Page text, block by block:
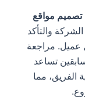
مواقع
والتأكد
مراجعة
تساعد
مما